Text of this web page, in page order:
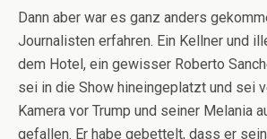
Dann aber war es ganz anders
Journalisten erfahren. Ein Kellner und
dem Hotel, ein gewisser Roberto
sei in die Show hineingeplatzt und sei
Kamera vor Trump und seiner Melania
gefallen. Er habe gebettelt, dass er